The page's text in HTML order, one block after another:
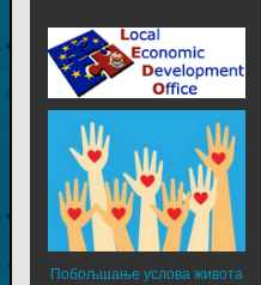
Побољшање услова живота